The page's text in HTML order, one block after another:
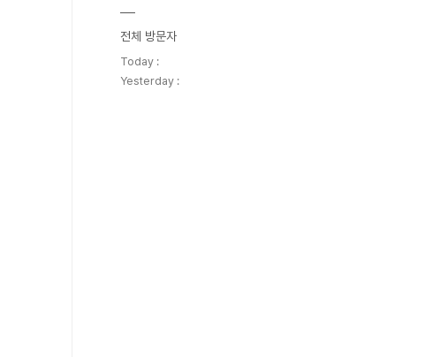
전체 방문자
Today :
Yesterday :